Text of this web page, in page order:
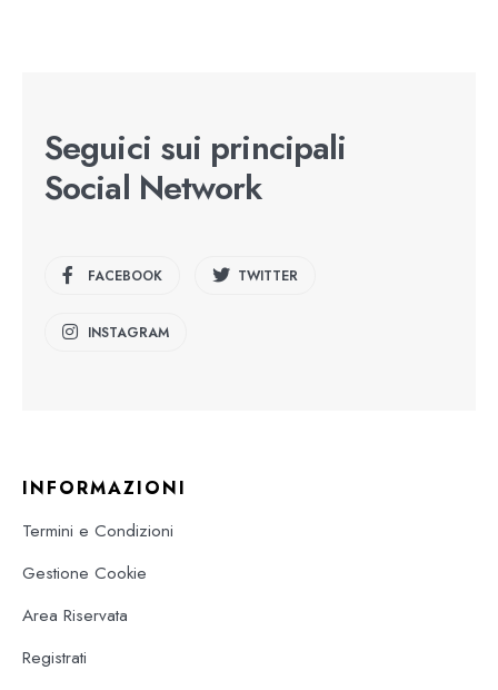
Seguici sui principali
Social Network
FACEBOOK TWITTER
INSTAGRAM
INFORMAZIONI
Termini e Condizioni
Gestione Cookie
Area Riservata
Registrati